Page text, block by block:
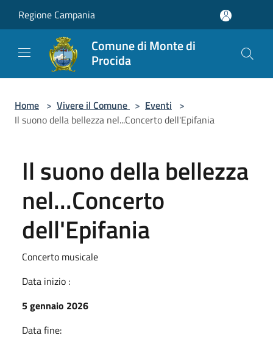
Regione Campania
Comune di Monte di
Procida
Home > Vivere il Comune > Eventi >
Il suono della bellezza nel...Concerto dell'Epifania
Il suono della bellezza
nel...Concerto
dell'Epifania
Concerto musicale
Data inizio :
5 gennaio 2026
Data fine: